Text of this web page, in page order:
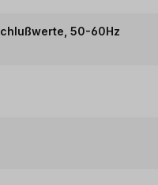
50-60Hz